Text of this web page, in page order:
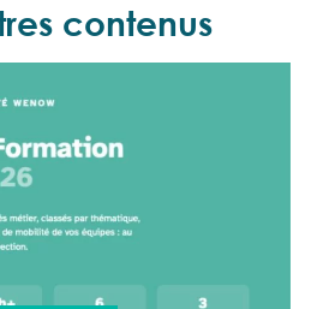
contenus